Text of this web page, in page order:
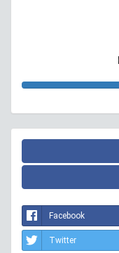
Facebook
Twitter